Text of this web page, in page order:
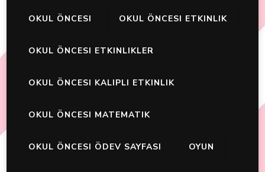
OKUL ÖNCESI OKUL ÖNCESI ETKINLIK
OKUL ÖNCESI ETKINLIKLER
OKUL ÖNCESI KALIPLI ETKINLIK
OKUL ÖNCESI MATEMATIK
OKUL ÖNCESI ÖDEV SAYFASI OYUN